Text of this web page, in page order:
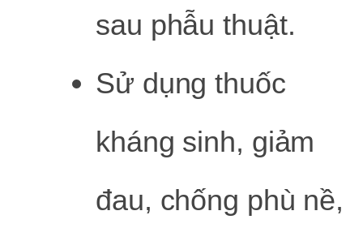
sau phẫu thuật.
Sử dụng thuốc
kháng sinh, giảm
đau, chống phù nề,